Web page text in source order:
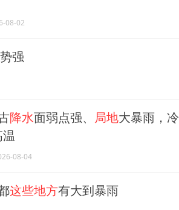
08-02
强
降水面弱点强、 局地大暴雨，冷
08-04
这些地方有大到暴雨